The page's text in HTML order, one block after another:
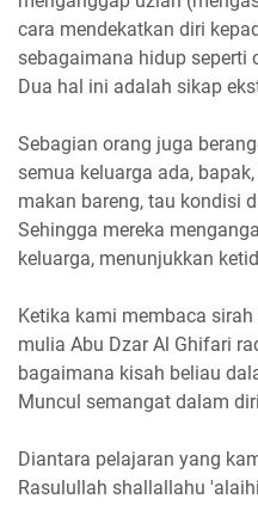
cara mendekatkan diri
sebagaimana hidup seperti
Dua hal ini adalah sikap
Sebagian orang juga
semua keluarga ada,
makan bareng, tau kondisi
Sehingga mereka
keluarga, menunjukkan
Ketika kami membaca
mulia Abu Dzar Al Ghifari
bagaimana kisah beliau
Muncul semangat dalam
Diantara pelajaran yang
Rasulullah shallallahu